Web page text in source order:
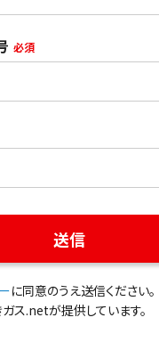
必須
に同意のうえ送信ください。
ス.netが提供しています。